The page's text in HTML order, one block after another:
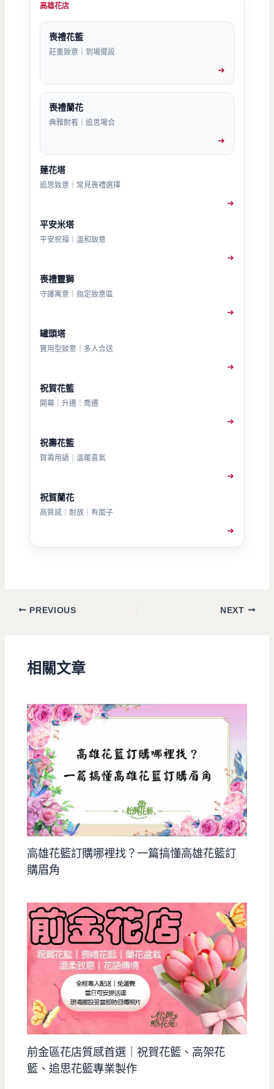
高雄花店
喪禮花籃
莊重致意｜到場擺設
➜
喪禮蘭花
典雅耐看｜追思場合
➜
蓮花塔
追思致意｜常見喪禮選擇
➜
平安米塔
平安祝福｜溫和致意
➜
喪禮靈獅
守護寓意｜指定致意區
➜
罐頭塔
實用型致意｜多人合送
➜
祝賀花籃
開幕｜升遷｜喬遷
➜
祝壽花籃
賀壽用語｜溫暖喜氣
➜
祝賀蘭花
高質感｜耐放｜有面子
➜
PREVIOUS NEXT
相關文章
高雄花籃訂購哪裡找？一篇搞懂高雄花籃訂
購眉角
前金區花店質感首選｜祝賀花籃、高架花
籃、追思花籃專業製作